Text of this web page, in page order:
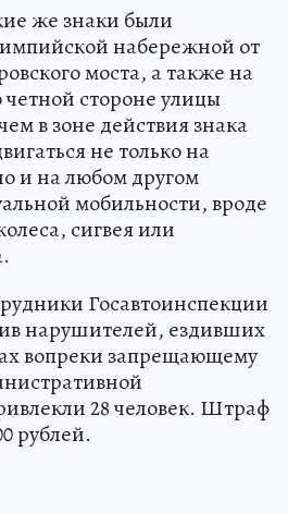
же знаки были
набережной от
моста, а также на
стороне улицы
в зоне действия знака
не только на
и на любом другом
мобильности, вроде
сигвея или
Госавтоинспекции
нарушителей, ездивших
вопреки запрещающему
28 человек. Штраф
рублей.